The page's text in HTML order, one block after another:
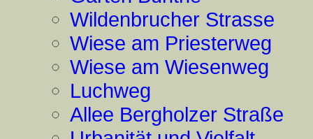
Wildenbrucher Strasse
Wiese am Priesterweg
Wiese am Wiesenweg
Luchweg
Allee Bergholzer Straße